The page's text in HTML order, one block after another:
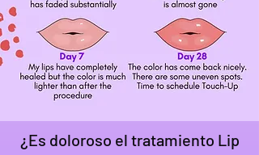
¿Es doloroso el tratamiento Lip